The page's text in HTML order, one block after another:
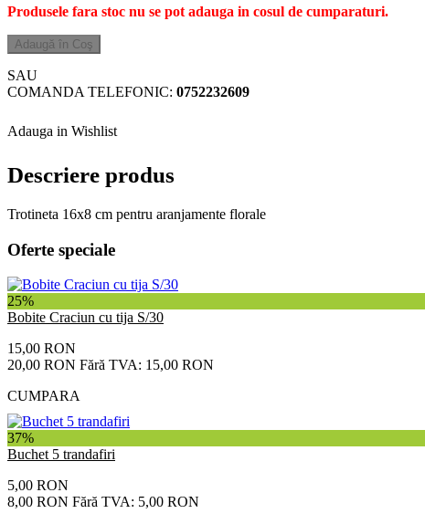
Produsele fara stoc nu se pot adauga in cosul de cumparaturi.
Adaugă în Coş
SAU
COMANDA TELEFONIC: 0752232609
Adauga in Wishlist
Descriere produs
Trotineta 16x8 cm pentru aranjamente florale
Oferte speciale
25%
Bobite Craciun cu tija S/30
15,00 RON
20,00 RON Fără TVA: 15,00 RON
CUMPARA
37%
Buchet 5 trandafiri
5,00 RON
8,00 RON Fără TVA: 5,00 RON